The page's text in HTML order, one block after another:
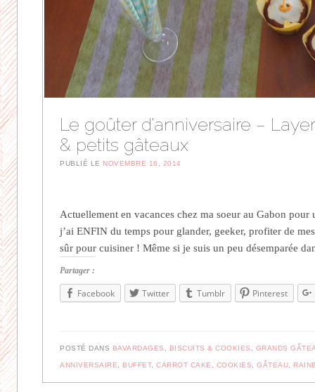
Le goûter d’anniversaire –
& petits gâteaux
PUBLIÉ LE NOVEMBRE 16, 2014
Actuellement en vacances chez ma soeur au Gabon pour
j’ai ENFIN du temps pour glander, geeker, profiter de
sûr pour cuisiner ! Même si je suis un peu désemparée
Partager :
Facebook Twitter Tumblr Pinterest
POSTÉ DANS BAVARDAGES BISCUITS & COOKIES GRANDS
ANNIVERSAIRE BUFFET,CARROT CAKE COOKIES ,GÂTEAU